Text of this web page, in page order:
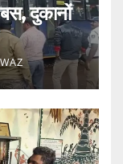
दुकानों